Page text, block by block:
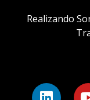
Realizando